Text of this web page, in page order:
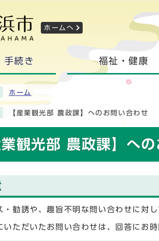
ホームへ
手続き 福祉・健康
ホーム
【産業観光部 農政課】へのお問い合わせ
業観光部 農政課】へ
・勧誘や、趣旨不明な問い合わせに対
いただいたお問い合わせは、回答にお